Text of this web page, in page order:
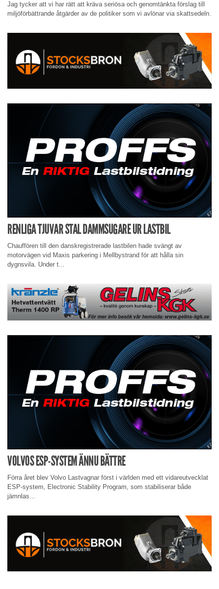
Jag tycker att vi har rätt att kräva seriösa och genomtänkta förslag till
miljöförbättrande åtgärder av de politiker som vi avlönar via skattsedeln.
RENLIGA TJUVAR STAL DAMMSUGARE UR LASTBIL
Chauffören till den danskregistrerade lastbilen hade svängt av
motorvägen vid Maxis parkering i Mellbystrand för att hålla sin
dygnsvila. Under t...
VOLVOS ESP-SYSTEM ÄNNU BÄTTRE
Förra året blev Volvo Lastvagnar först i världen med ett vidareutvecklat
ESP-system, Electronic Stability Program, som stabiliserar både
jämnlas...